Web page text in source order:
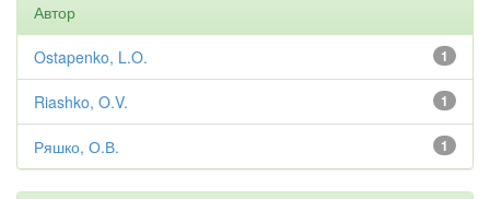
Автор
1
Ostapenko, L.O.
1
Riashko, O.V.
1
Ряшко, О.В.